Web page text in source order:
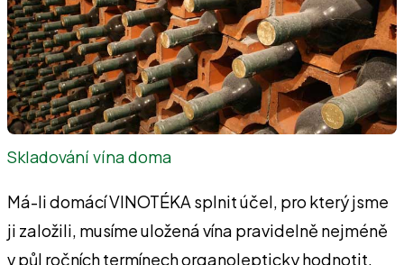
Skladování vína doma
Má-li domácí VINOTÉKA splnit účel, pro který jsme
ji založili, musíme uložená vína pravidelně nejméně
v půl ročních termínech organolepticky hodnotit,